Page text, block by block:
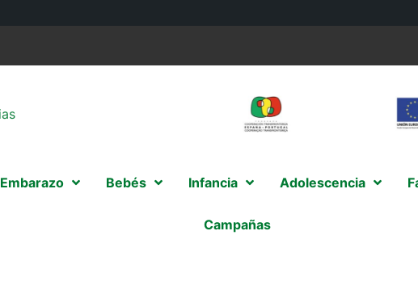
Embarazo Bebés Infancia Adolescencia
Campañas